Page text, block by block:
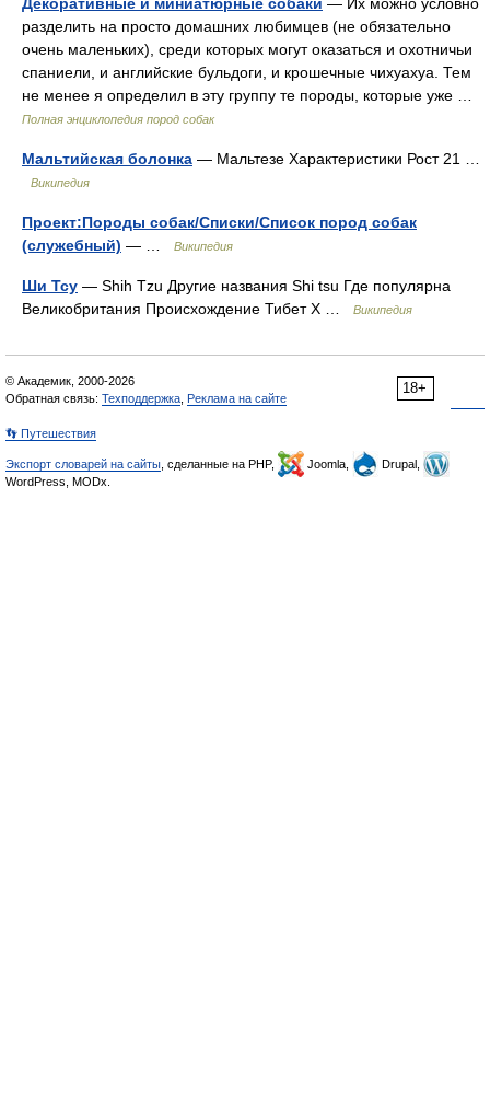
разделить на просто домашних любимцев (не обязательно
очень маленьких), среди которых могут оказаться и охотничьи
спаниели, и английские бульдоги, и крошечные чихуахуа. Тем
не менее я определил в эту группу те породы, которые уже …
Полная энциклопедия пород собак
Мальтийская болонка — Мальтезе Характеристики Рост 21 …
Википедия
Проект:Породы собак/Списки/Список пород собак
(служебный) — … Википедия
Ши Тсу — Shih Tzu Другие названия Shi tsu Где популярна
Великобритания Происхождение Тибет Х …
Википедия
18+
© Академик, 2000-2026
Обратная связь: Техподдержка Реклама на сайте
👣 Путешествия
Экспорт словарей на сайты , сделанные на PHP, Joomla,
Drupal,
WordPress, MODx.